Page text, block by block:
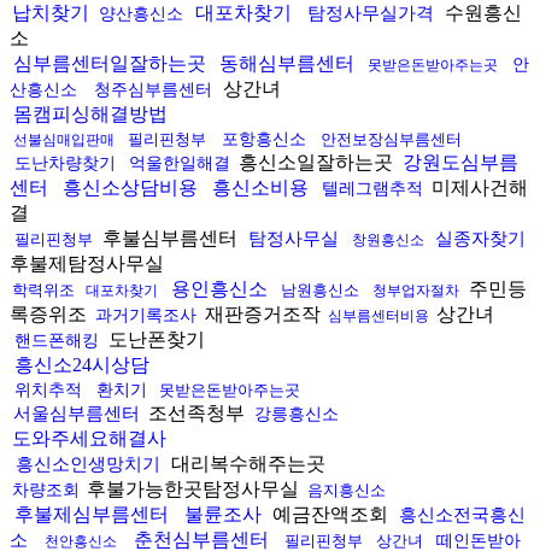
납치찾기 양산흥신소 대포차찾기 탐정사무실가격
수원흥신
소
심부름센터일잘하는곳
동해심부름센터 못받은돈받아주는곳
안
산흥신소
청주심부름센터
상간녀
몸캠피싱해결방법
선불심매입판매 필리핀청부 포항흥신소
안전보장심부름센터
도난차량찾기
억울한일해결 흥신소일잘하는곳 강원도심부름
센터
흥신소상담비용 흥신소비용 텔레그램추적
미제사건해
결
필리핀청부 후불심부름센터 탐정사무실 창원흥신소 실종자찾기
후불제탐정사무실
학력위조 대포차찾기 용인흥신소 남원흥신소 청부업자절차
주민등
록증위조 과거기록조사 재판증거조작 심부름센터비용 상간녀
핸드폰해킹
도난폰찾기
흥신소24시상담
위치추적 환치기 못받은돈받아주는곳
서울심부름센터 조선족청부 강릉흥신소
도와주세요해결사
흥신소인생망치기 대리복수해주는곳
차량조회 후불가능한곳탐정사무실 음지흥신소
후불제심부름센터 불륜조사 예금잔액조회
흥신소전국흥신
소
천안흥신소 춘천심부름센터 필리핀청부 상간녀
떼인돈받아